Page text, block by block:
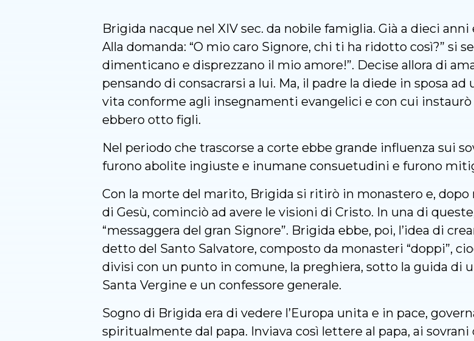
Brigida nacque nel XIV sec. da nobile famiglia. Già a dieci
Alla domanda: “O mio caro Signore, chi ti ha ridotto così?” si
dimenticano e disprezzano il mio amore!”. Decise allora di
pensando di consacrarsi a lui. Ma, il padre la diede in sposa
vita conforme agli insegnamenti evangelici e con cui
ebbero otto figli.
Nel periodo che trascorse a corte ebbe grande influenza sui
furono abolite ingiuste e inumane consuetudini e furono
Con la morte del marito, Brigida si ritirò in monastero e,
di Gesù, cominciò ad avere le visioni di Cristo. In una di queste,
“messaggera del gran Signore”. Brigida ebbe, poi, l’idea di
detto del Santo Salvatore, composto da monasteri “doppi”,
divisi con un punto in comune, la preghiera, sotto la guida di
Santa Vergine e un confessore generale.
Sogno di Brigida era di vedere l’Europa unita e in pace,
spiritualmente dal papa. Inviava così lettere al papa, ai sovrani